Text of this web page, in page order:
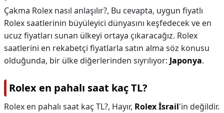
Çakma Rolex nasıl anlaşılır?, Bu cevapta, uygun fiyatlı
Rolex saatlerinin büyüleyici dünyasını keşfedecek ve en
ucuz fiyatları sunan ülkeyi ortaya çıkaracağız. Rolex
saatlerini en rekabetçi fiyatlarla satın alma söz konusu
olduğunda, bir ülke diğerlerinden sıyrılıyor: Japonya.
Rolex en pahalı saat kaç TL?
Rolex en pahalı saat kaç TL?, Hayır, Rolex İsrail'in değildir.